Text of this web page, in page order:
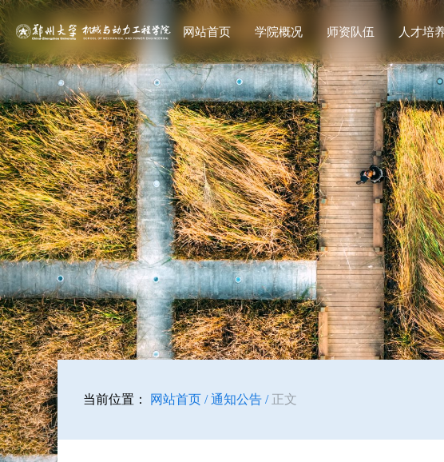
网站首页 学院概况 师资队伍
教师名录
研究生导师
人才培
本科
研究生
博士后流
教学基地
招生工作
当前位置： 网站首页 / 通知公告 / 正文